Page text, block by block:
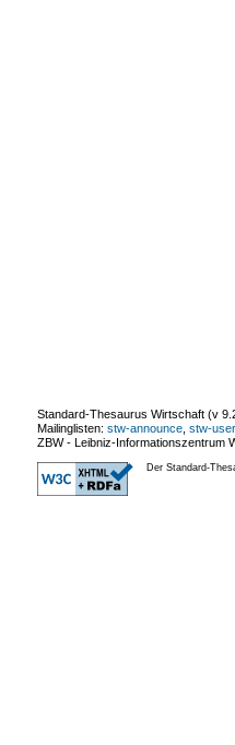
Standard-Thesaurus Wirtschaft (v
Mailinglisten: stw-announce stw-user
ZBW - Leibniz-Informationszentrum
Der Standard-